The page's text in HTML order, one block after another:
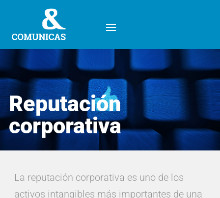
Reputación
corporativa
Reputación
corporativa
La reputación corporativa es uno de los
activos intangibles más importantes de una